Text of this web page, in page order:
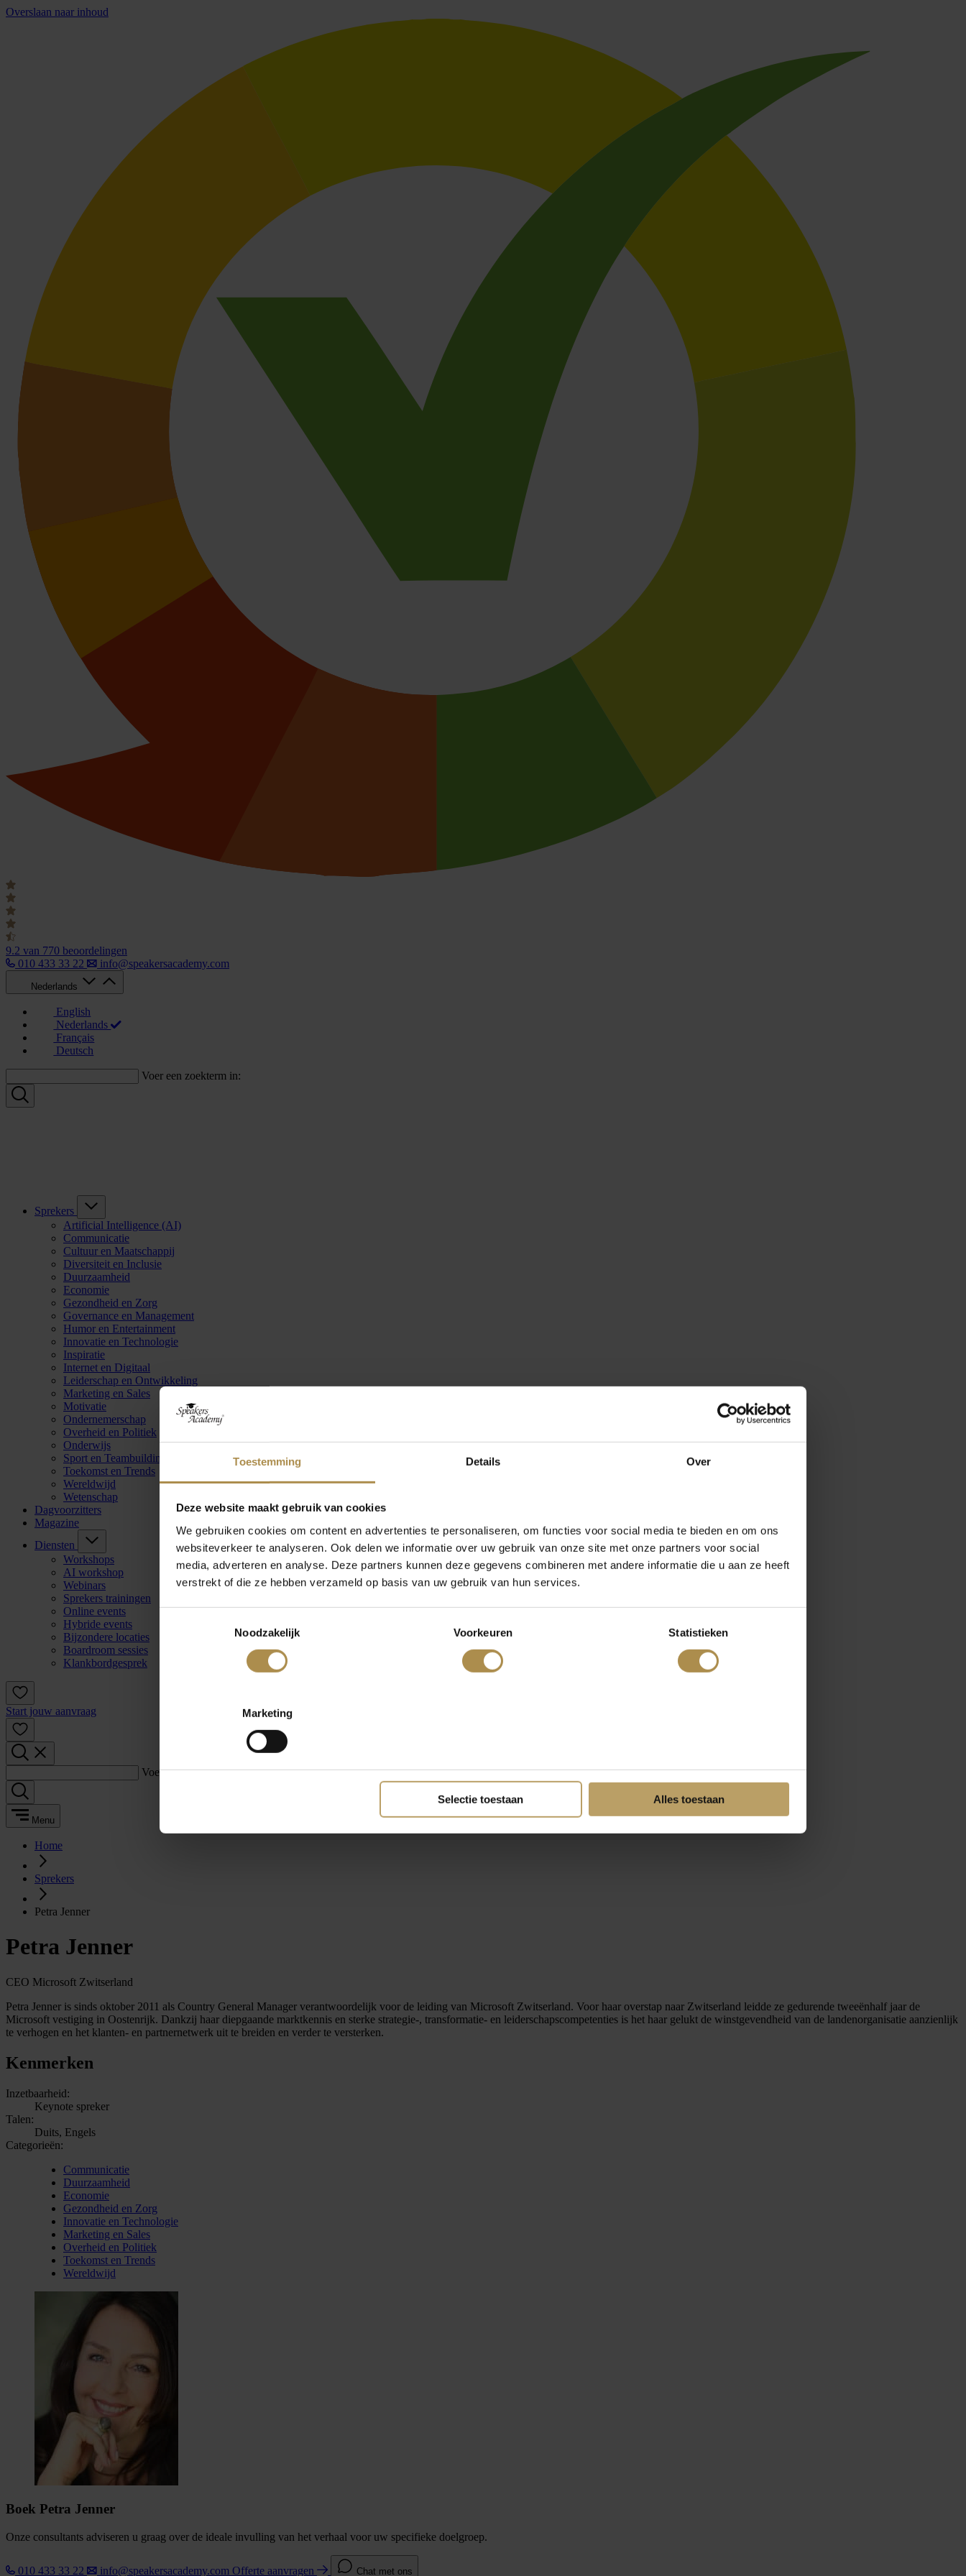
Toestemming Details Over
Deze website maakt gebruik van cookies
We gebruiken cookies om content en advertenties te personaliseren, om functies voor social media te bieden en om ons
websiteverkeer te analyseren. Ook delen we informatie over uw gebruik van onze site met onze partners voor social
media, adverteren en analyse. Deze partners kunnen deze gegevens combineren met andere informatie die u aan ze heeft
verstrekt of die ze hebben verzameld op basis van uw gebruik van hun services.
Noodzakelijk
Voorkeuren Statistieken
Marketing
Selectie toestaan Alles toestaan
Overslaan naar inhoud
9.2 van 770 beoordelingen
010 433 33 22
info@speakersacademy.com
Nederlands
English
Nederlands
Français
Deutsch
Voer een zoekterm in:
Sprekers
Artificial Intelligence (AI)
Communicatie
Cultuur en Maatschappij
Diversiteit en Inclusie
Duurzaamheid
Economie
Gezondheid en Zorg
Governance en Management
Humor en Entertainment
Innovatie en Technologie
Inspiratie
Internet en Digitaal
Leiderschap en Ontwikkeling
Marketing en Sales
Motivatie
Ondernemerschap
Overheid en Politiek
Onderwijs
Sport en Teambuilding
Toekomst en Trends
Wereldwijd
Wetenschap
Dagvoorzitters
Magazine
Diensten
Workshops
AI workshop
Webinars
Sprekers trainingen
Online events
Hybride events
Bijzondere locaties
Boardroom sessies
Klankbordgesprek
Start jouw aanvraag
Voer een zoekterm in:
Menu
Home
Sprekers
Petra Jenner
Petra Jenner
CEO Microsoft Zwitserland
Petra Jenner is sinds oktober 2011 als Country General Manager verantwoordelijk voor de leiding van Microsoft Zwitserland. Voor haar overstap naar Zwitserland leidde ze gedurende tweeënhalf jaar de
Microsoft vestiging in Oostenrijk. Dankzij haar diepgaande marktkennis en sterke strategie-, transformatie- en leiderschapscompetenties is het haar gelukt de winstgevendheid van de landenorganisatie aanzienlijk
te verhogen en het klanten- en partnernetwerk uit te breiden en verder te versterken.
Kenmerken
Inzetbaarheid:
Keynote spreker
Talen:
Duits, Engels
Categorieën:
Communicatie
Duurzaamheid
Economie
Gezondheid en Zorg
Innovatie en Technologie
Marketing en Sales
Overheid en Politiek
Toekomst en Trends
Wereldwijd
Boek Petra Jenner
Onze consultants adviseren u graag over de ideale invulling van het verhaal voor uw specifieke doelgroep.
010 433 33 22 info@speakersacademy.com Offerte aanvragen Chat met ons